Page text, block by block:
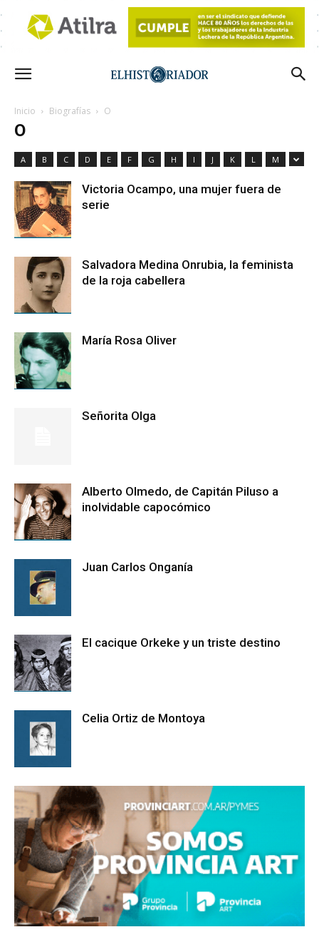
Inicio Biografías O
O
A B C D E F G H I J K L M
Victoria Ocampo, una mujer fuera de
serie
Salvadora Medina Onrubia, la feminista
de la roja cabellera
María Rosa Oliver
Señorita Olga
Alberto Olmedo, de Capitán Piluso a
inolvidable capocómico
Juan Carlos Onganía
El cacique Orkeke y un triste destino
Celia Ortiz de Montoya